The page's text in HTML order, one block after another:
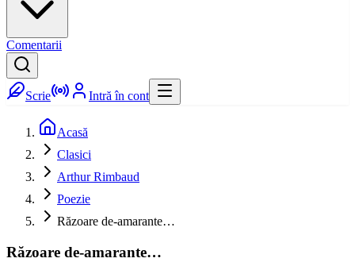
Comentarii
Scrie Intră în cont
Acasă
Clasici
Arthur Rimbaud
Poezie
Răzoare de-amarante…
Răzoare de-amarante…